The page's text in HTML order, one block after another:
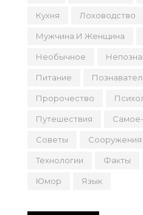
Кухня Лоховодство
Мужчина И Женщина
Необычное
Питание
Пророчество
Путешествия
Советы Сооружения
Технологии Факты
Юмор Язык